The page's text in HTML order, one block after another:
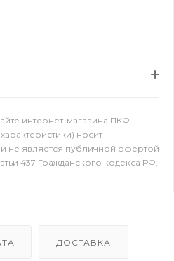
интернет-магазина ПКФ-
носит
не является публичной офертой
437 Гражданского кодекса РФ.
ДОСТАВКА